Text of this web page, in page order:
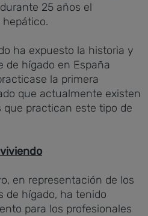
25 años el
ha expuesto la historia y
de hígado en España
la primera
que actualmente existen
que practican este tipo de
en representación de los
de hígado, ha tenido
para los profesionales